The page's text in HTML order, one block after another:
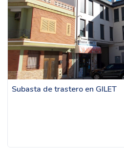
Subasta de trastero en GILET